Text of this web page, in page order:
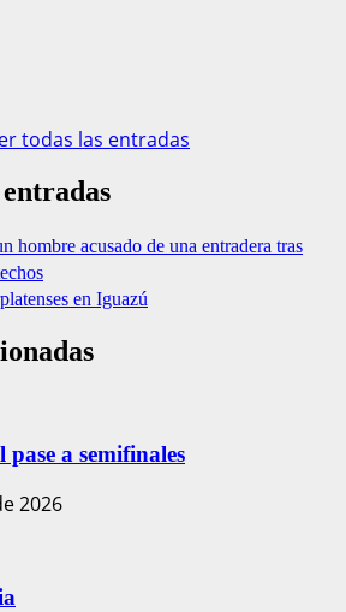
todas las entradas
hombre acusado de una entradera tras
en Iguazú
pase a semifinales
2026